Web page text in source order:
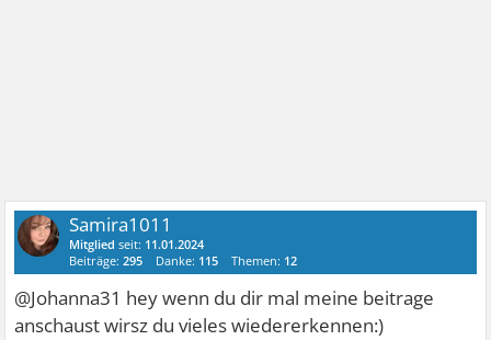
Samira1011
Mitglied seit: 11.01.2024
Beiträge:295 Danke: 115 Themen: 12
@Johanna31 hey wenn du dir mal meine beitrage
anschaust wirsz du vieles wiedererkennen:)